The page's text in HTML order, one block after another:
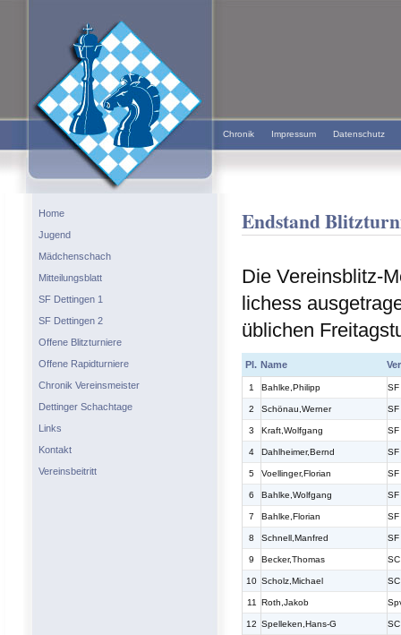
Chronik Impressum Datenschutz
Endstand
Die Vereinsblitz-
lichess
üblichen
Pl. Name
1 Bahlke,Philipp SF
2 Schönau,Werner SF
3 Kraft,Wolfgang SF
4 Dahlheimer,Bernd SF
5 Voellinger,Florian SF
6 Bahlke,Wolfgang SF
7 Bahlke,Florian SF
8 Schnell,Manfred SF
9 Becker,Thomas
10 Scholz,Michael
11 Roth,Jakob
12 Spelleken,Hans-G
Home
Jugend
Mädchenschach
Mitteilungsblatt
SF Dettingen 1
SF Dettingen 2
Offene Blitzturniere
Offene Rapidturniere
Chronik Vereinsmeister
Dettinger Schachtage
Links
Kontakt
Vereinsbeitritt